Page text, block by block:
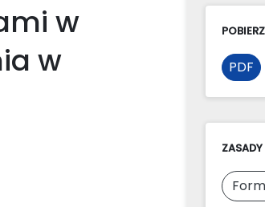
w
w
PDF